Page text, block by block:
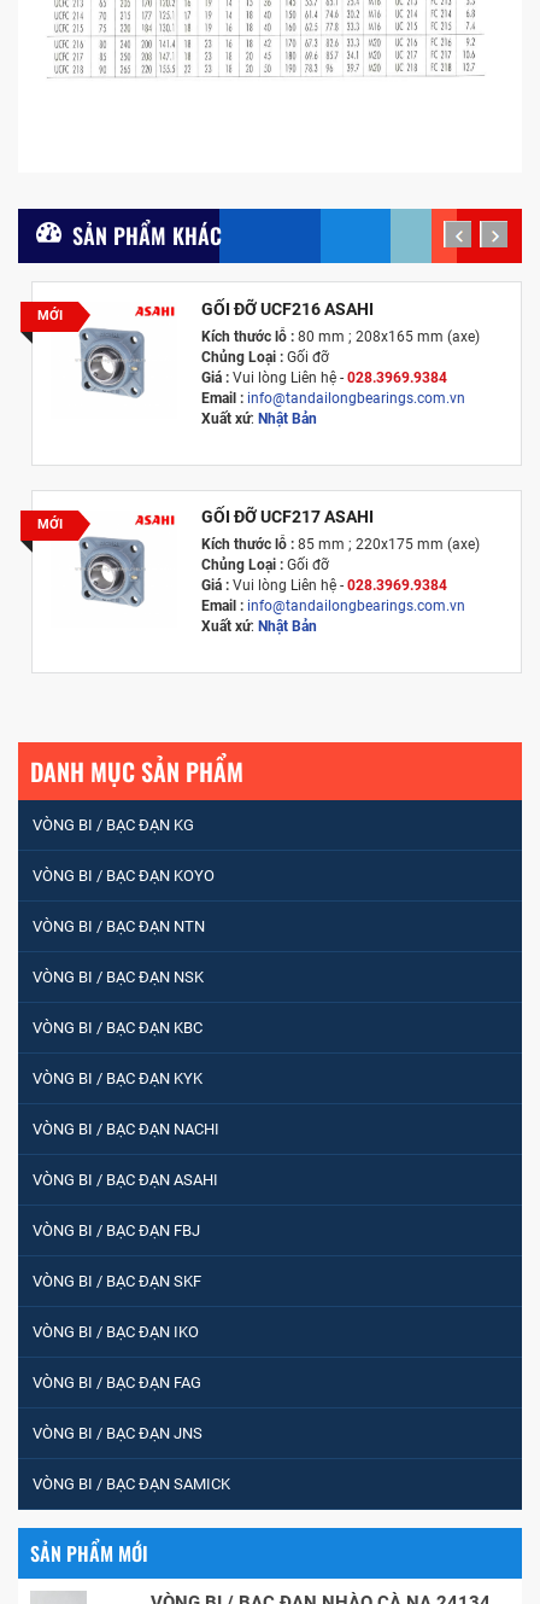
SẢN PHẨM KHÁC
MỚI GỐI ĐỠ UCF216 ASAHI
Kích thước lỗ : 80 mm ; 208x165 mm (axe)
Chủng Loại : Gối đỡ
Giá :Vui lòng Liên hệ - 028.3969.9384
Email : info@tandailongbearings.com.vn
Xuất xứ: Nhật Bản
MỚI GỐI ĐỠ UCF217 ASAHI
Kích thước lỗ : 85 mm ; 220x175 mm (axe)
Chủng Loại : Gối đỡ
Giá :Vui lòng Liên hệ - 028.3969.9384
Email : info@tandailongbearings.com.vn
Xuất xứ: Nhật Bản
prev next
DANH MỤC SẢN PHẨM
VÒNG BI / BẠC ĐẠN KG
VÒNG BI / BẠC ĐẠN KOYO
VÒNG BI / BẠC ĐẠN NTN
VÒNG BI / BẠC ĐẠN NSK
VÒNG BI / BẠC ĐẠN KBC
VÒNG BI / BẠC ĐẠN KYK
VÒNG BI / BẠC ĐẠN NACHI
VÒNG BI / BẠC ĐẠN ASAHI
VÒNG BI / BẠC ĐẠN FBJ
VÒNG BI / BẠC ĐẠN SKF
VÒNG BI / BẠC ĐẠN IKO
VÒNG BI / BẠC ĐẠN FAG
VÒNG BI / BẠC ĐẠN JNS
VÒNG BI / BẠC ĐẠN SAMICK
SẢN PHẨM MỚI